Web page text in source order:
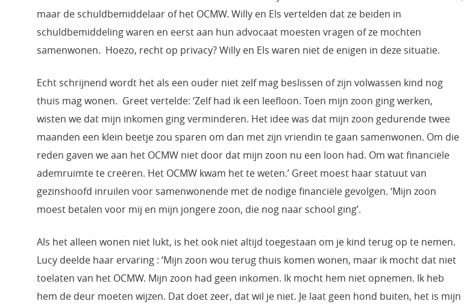
maar de schuldbemiddelaar of het OCMW. Willy en Els vertelden dat ze beiden in
schuldbemiddeling waren en eerst aan hun advocaat moesten vragen of ze mochten
samenwonen. Hoezo, recht op privacy? Willy en Els waren niet de enigen in deze situatie.
Echt schrijnend wordt het als een ouder niet zelf mag beslissen of zijn volwassen kind nog
thuis mag wonen. Greet vertelde: ‘Zelf had ik een leefloon. Toen mijn zoon ging werken,
wisten we dat mijn inkomen ging verminderen. Het idee was dat mijn zoon gedurende twee
maanden een klein beetje zou sparen om dan met zijn vriendin te gaan samenwonen. Om die
reden gaven we aan het OCMW niet door dat mijn zoon nu een loon had. Om wat financiële
ademruimte te creëren. Het OCMW kwam het te weten.’ Greet moest haar statuut van
gezinshoofd inruilen voor samenwonende met de nodige financiële gevolgen. ‘Mijn zoon
moest betalen voor mij en mijn jongere zoon, die nog naar school ging’.
Als het alleen wonen niet lukt, is het ook niet altijd toegestaan om je kind terug op te nemen.
Lucy deelde haar ervaring : ‘Mijn zoon wou terug thuis komen wonen, maar ik mocht dat niet
toelaten van het OCMW. Mijn zoon had geen inkomen. Ik mocht hem niet opnemen. Ik heb
hem de deur moeten wijzen. Dat doet zeer, dat wil je niet. Je laat geen hond buiten, het is mijn